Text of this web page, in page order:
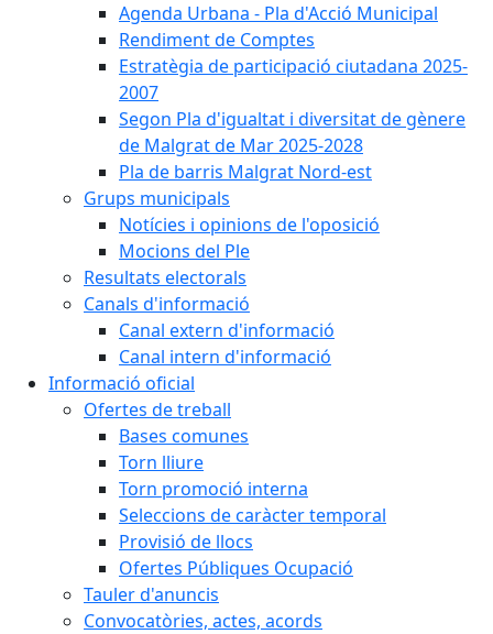
Agenda Urbana - Pla d'Acció Municipal
Rendiment de Comptes
Estratègia de participació ciutadana 2025-
2007
Segon Pla d'igualtat i diversitat de gènere
de Malgrat de Mar 2025-2028
Pla de barris Malgrat Nord-est
Grups municipals
Notícies i opinions de l'oposició
Mocions del Ple
Resultats electorals
Canals d'informació
Canal extern d'informació
Canal intern d'informació
Informació oficial
Ofertes de treball
Bases comunes
Torn lliure
Torn promoció interna
Seleccions de caràcter temporal
Provisió de llocs
Ofertes Públiques Ocupació
Tauler d'anuncis
Convocatòries, actes, acords